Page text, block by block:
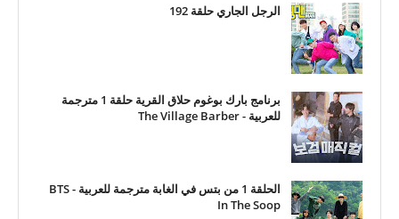
الرجل الجاري حلقة 192
برنامج بارك بوغوم حلاق القرية حلقة 1 مترجمة
للعربية - The Village Barber
الحلقة 1 من بتس في الغابة مترجمة للعربية - BTS
In The Soop